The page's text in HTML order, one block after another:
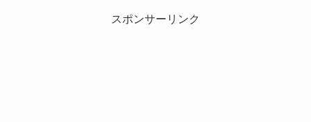
スポンサーリンク